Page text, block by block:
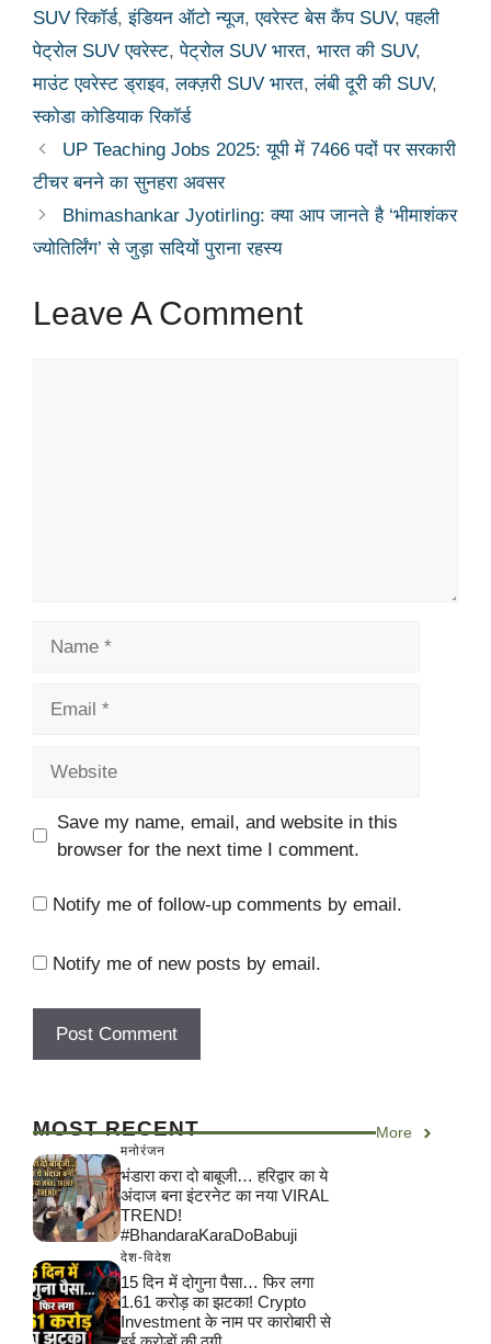
SUV रिकॉर्ड,इंडियन ऑटो न्यूज,एवरेस्ट बेस कैंप SUV,पहली
पेट्रोल SUV एवरेस्ट,पेट्रोल SUV भारत, भारत की SUV,
माउंट एवरेस्ट ड्राइव,लक्ज़री SUV भारत,लंबी दूरी की SUV,
स्कोडा कोडियाक रिकॉर्ड
UP Teaching Jobs 2025: यूपी में 7466 पदों पर सरकारी
टीचर बनने का सुनहरा अवसर
Bhimashankar Jyotirling: क्या आप जानते है ‘भीमाशंकर
ज्योतिर्लिंग’ से जुड़ा सदियों पुराना रहस्य
Leave A Comment
Save my name, email, and website in this
browser for the next time I comment.
Notify me of follow-up comments by email.
Notify me of new posts by email.
MOST RECENT More
मनोरंजन
भंडारा करा दो बाबूजी… हरिद्वार का ये
अंदाज बना इंटरनेट का नया VIRAL
TREND!
#BhandaraKaraDoBabuji
देश-विदेश
15 दिन में दोगुना पैसा… फिर लगा
1.61 करोड़ का झटका! Crypto
Investment के नाम पर कारोबारी से